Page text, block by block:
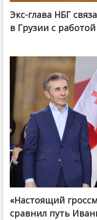
Экс-глава НБГ
в Грузии с
@ქართული ოცნება /
«Настоящий
сравнил путь